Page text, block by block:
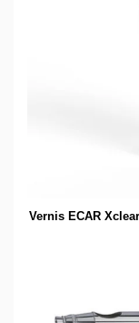
Vernis ECAR